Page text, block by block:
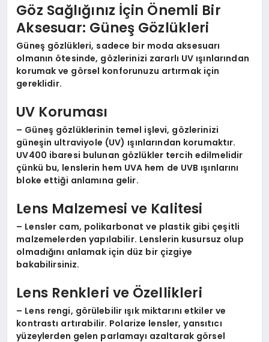
Göz Sağlığınız İçin Önemli Bir
Aksesuar: Güneş Gözlükleri
Güneş gözlükleri, sadece bir moda aksesuarı
olmanın ötesinde, gözlerinizi zararlı UV ışınlarından
korumak ve görsel konforunuzu artırmak için
gereklidir.
UV Koruması
– Güneş gözlüklerinin temel işlevi, gözlerinizi
güneşin ultraviyole (UV) ışınlarından korumaktır.
UV400 ibaresi bulunan gözlükler tercih edilmelidir
çünkü bu, lenslerin hem UVA hem de UVB ışınlarını
bloke ettiği anlamına gelir.
Lens Malzemesi ve Kalitesi
– Lensler cam, polikarbonat ve plastik gibi çeşitli
malzemelerden yapılabilir. Lenslerin kusursuz olup
olmadığını anlamak için düz bir çizgiye
bakabilirsiniz.
Lens Renkleri ve Özellikleri
– Lens rengi, görülebilir ışık miktarını etkiler ve
kontrastı artırabilir. Polarize lensler, yansıtıcı
yüzeylerden gelen parlamayı azaltarak görsel